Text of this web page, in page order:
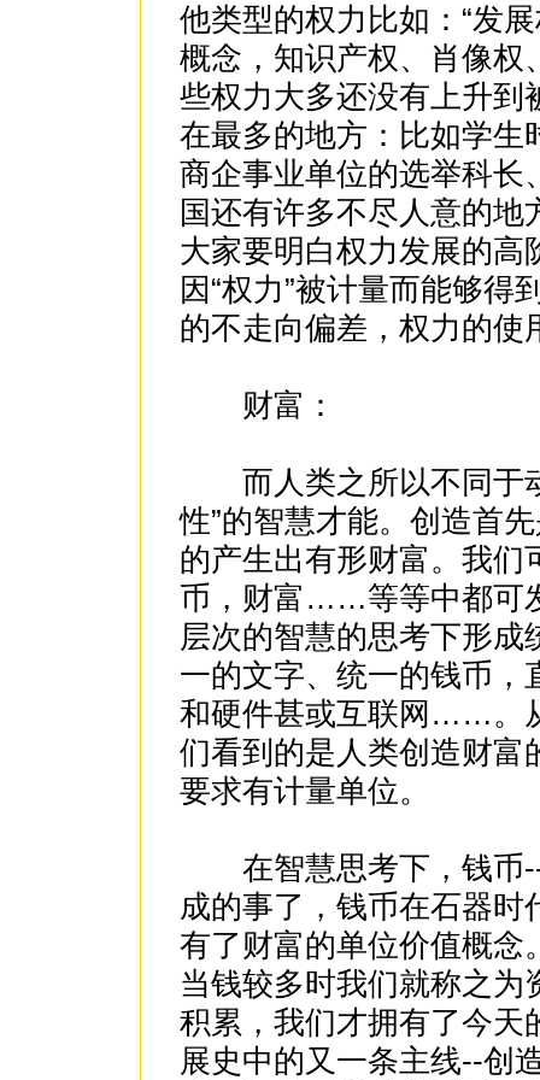
他类型的权力比如：“发
概念，知识产权、肖像权
些权力大多还没有上升到
在最多的地方：比如学生
商企事业单位的选举科长
国还有许多不尽人意的
大家要明白权力发展的高
因“权力”被计量而能够得
的不走向偏差，权力的使
财富：
而人类之所以不同于
性”的智慧才能。创造首
的产生出有形财富。我们
币，财富……等等中都可
层次的智慧的思考下形
一的文字、统一的钱币，
和硬件甚或互联网……。
们看到的是人类创造财富
要求有计量单位。
在智慧思考下，钱币--
成的事了，钱币在石器
有了财富的单位价值概念
当钱较多时我们就称之
积累，我们才拥有了今天
展史中的又一条主线--创